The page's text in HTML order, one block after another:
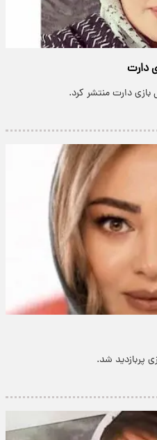
دارت
دارت منتشر کرد.
پربازدید شد.